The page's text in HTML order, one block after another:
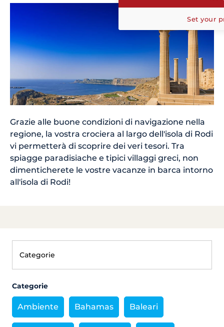
Grazie alle buone condizioni di navigazione nella
regione, la vostra crociera al largo dell'isola di Rodi
vi permetterà di scoprire dei veri tesori. Tra
spiagge paradisiache e tipici villaggi greci, non
dimenticherete le vostre vacanze in barca intorno
all'isola di Rodi!
Categorie
Ambiente Bahamas Baleari
Set your